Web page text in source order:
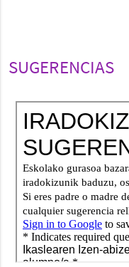
SUGERENCIAS